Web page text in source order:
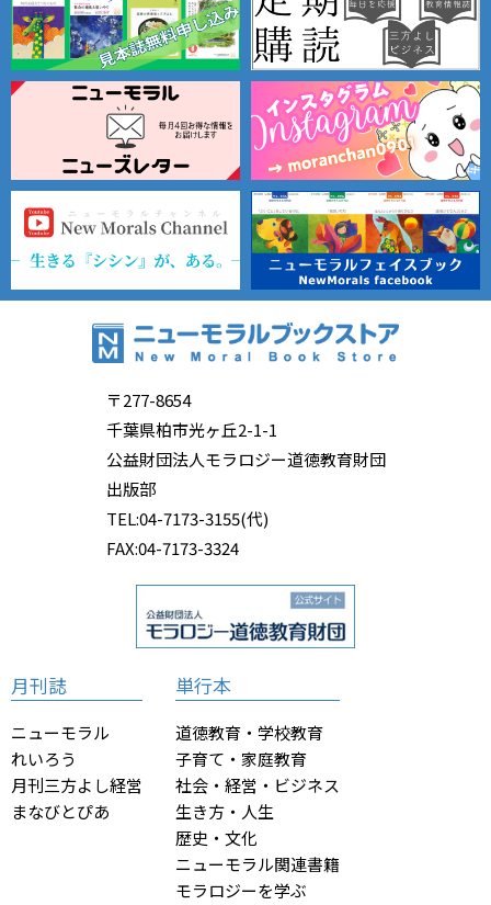
〒277-8654
千葉県柏市光ヶ丘2-1-1
公益財団法人モラロジー道徳教育財団
出版部
TEL:04-7173-3155(代)
FAX:04-7173-3324
月刊誌
ニューモラル
れいろう
月刊三方よし経営
まなびとぴあ
単行本
道徳教育・学校教育
子育て・家庭教育
社会・経営・ビジネス
生き方・人生
歴史・文化
ニューモラル関連書籍
モラロジーを学ぶ